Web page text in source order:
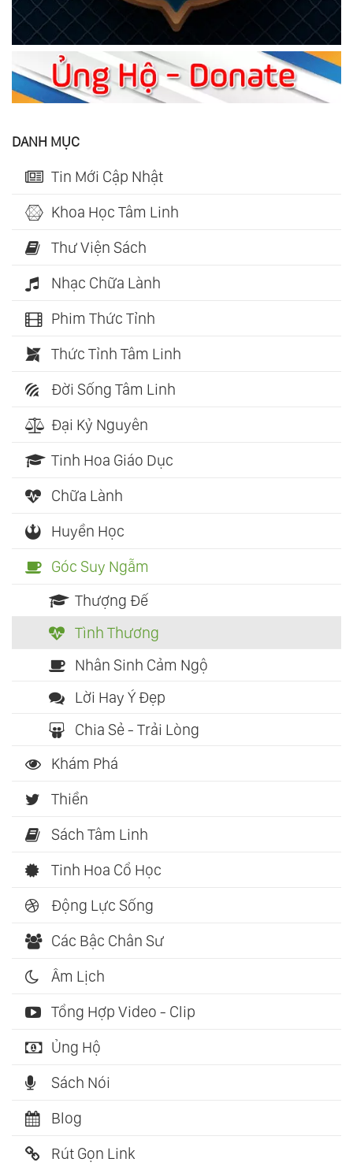
DANH MỤC
Tin Mới Cập Nhật
Khoa Học Tâm Linh
Thư Viện Sách
Nhạc Chữa Lành
Phim Thức Tỉnh
Thức Tỉnh Tâm Linh
Đời Sống Tâm Linh
Đại Kỷ Nguyên
Tinh Hoa Giáo Dục
Chữa Lành
Huyền Học
Góc Suy Ngẫm
Thượng Đế
Tình Thương
Nhân Sinh Cảm Ngộ
Lời Hay Ý Đẹp
Chia Sẻ - Trải Lòng
Khám Phá
Thiền
Sách Tâm Linh
Tinh Hoa Cổ Học
Động Lực Sống
Các Bậc Chân Sư
Âm Lịch
Tổng Hợp Video - Clip
Ủng Hộ
Sách Nói
Blog
Rút Gọn Link